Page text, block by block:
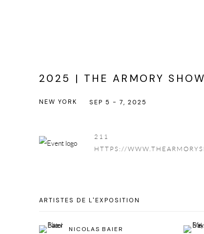
2025 | THE ARMORY SHOW
NEW YORK SEP 5 - 7, 2025
211
HTTPS://
ARTISTES DE L'EXPOSITION
NICOLAS BAIER